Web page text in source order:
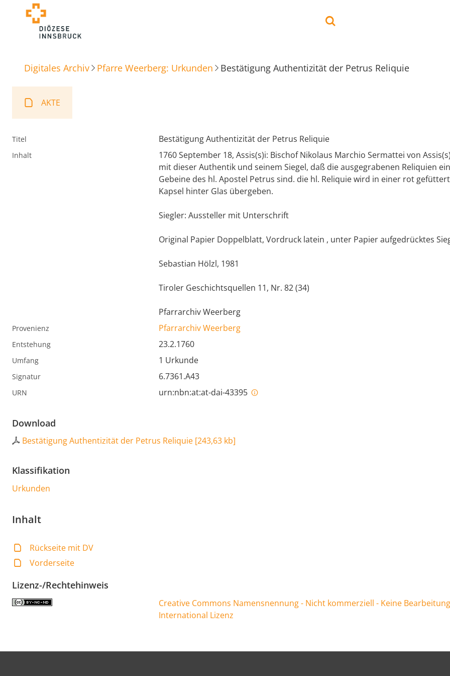
Digitales Archiv Pfarre Weerberg: Urkunden Bestätigung Authentizität der Petrus Reliquie
AKTE
Titel Bestätigung Authentizität der Petrus Reliquie
Inhalt
1760 September 18, Assis(s)i: Bischof Nikolaus Marchio Sermattei von
mit dieser Authentik und seinem Siegel, daß die ausgegrabenen Reliquien
Gebeine des hl. Apostel Petrus sind. die hl. Reliquie wird in einer rot
Kapsel hinter Glas übergeben.
Siegler: Aussteller mit Unterschrift
Original Papier Doppelblatt, Vordruck latein , unter Papier aufgedrücktes
Sebastian Hölzl, 1981
Tiroler Geschichtsquellen 11, Nr. 82 (34)
Pfarrarchiv Weerberg
Provenienz Pfarrarchiv Weerberg
Entstehung 23.2.1760
Umfang 1 Urkunde
Signatur 6.7361.A43
URN urn:nbn:at:at-dai-43395
Download
Bestätigung Authentizität der Petrus Reliquie [243,63 kb]
Klassifikation
Urkunden
Inhalt
Rückseite mit DV
Vorderseite
Lizenz-/Rechtehinweis
Creative Commons Namensnennung - Nicht kommerziell - Keine
International Lizenz